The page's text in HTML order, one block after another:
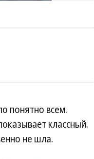
понятно всем.
классный.
не шла.